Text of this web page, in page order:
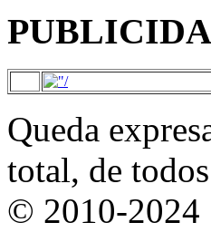
Queda
total, de
© 2010-2024